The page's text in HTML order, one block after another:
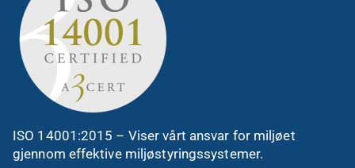
ISO 14001:2015 – Viser vårt ansvar for miljøet
gjennom effektive miljøstyringssystemer.